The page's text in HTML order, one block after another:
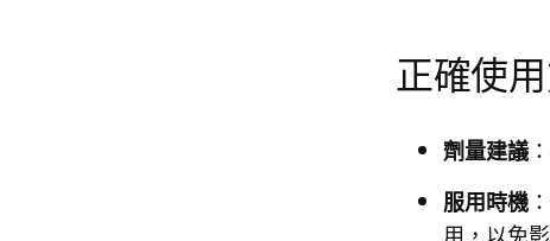
正確使
劑量建議
服用時機
用，以免